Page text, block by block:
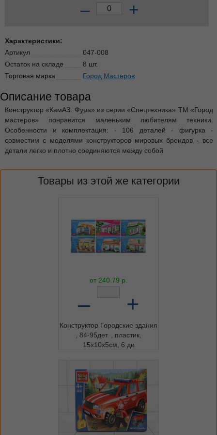
– +
Характеристики:
Артикул
047-008
Остаток на складе
8 шт.
Торговая марка
Город Мастеров
Описание товара
Конструктор «КамАЗ. Фура» из серии «Спецтехника» ТМ «Город
мастеров» понравится маленьким любителям техники.
Особенности и комплектация: - 106 деталей - фигурка -
совместим с моделями конструкторов мировых брендов - все
детали легко и плотно соединяются между собой
Товары из этой же категории
от 240.79 р.
– +
Конструктор Городские здания
, 84-95дет. , пластик,
15х10х5см, 6 ди